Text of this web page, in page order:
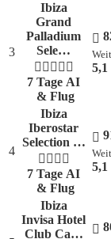
3
Ibiza
Grand
Palladium
Sele…
7 Tage AI
& Flug
5,1
4
Ibiza
Iberostar
Selection …
7 Tage AI
& Flug
5,1
Ibiza
Invisa Hotel
Club Ca…